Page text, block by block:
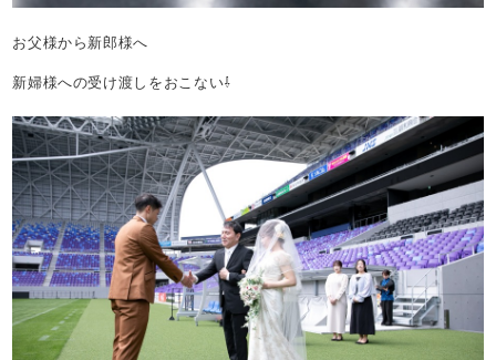
お父様から新郎様へ
新婦様への受け渡しをおこない⇩